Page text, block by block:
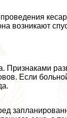
возникают
Признаками
Если